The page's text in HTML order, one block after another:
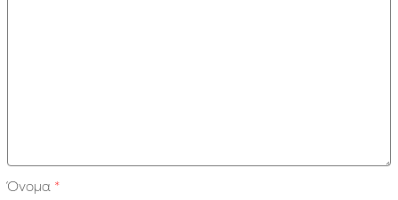
Όνομα *